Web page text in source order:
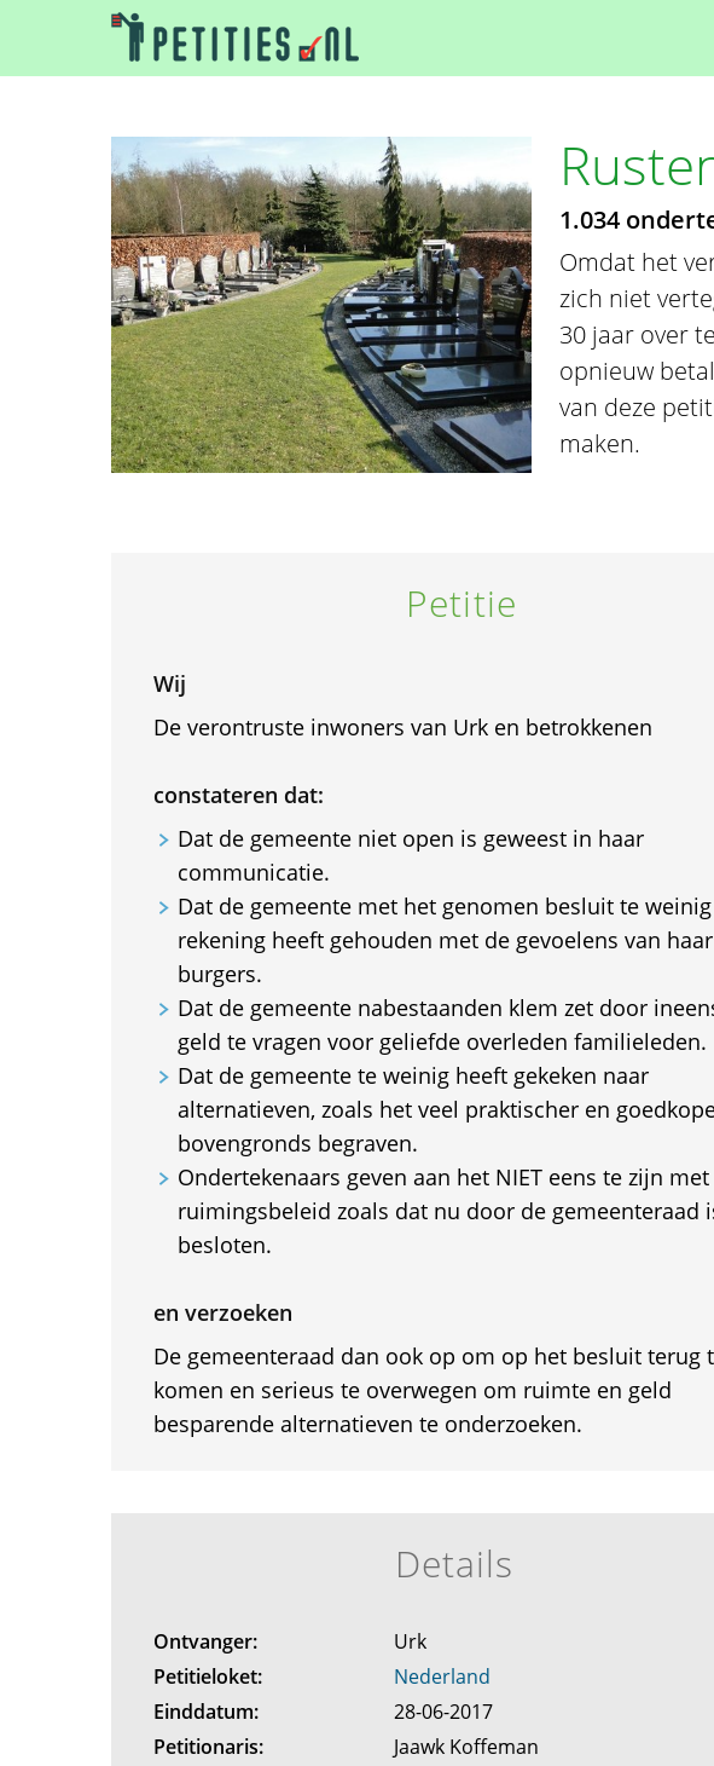
1.034
Omdat het
zich niet
30 jaar over
opnieuw
van deze
maken.
Petitie
Wij
De verontruste inwoners van Urk en betrokkenen
constateren dat:
Dat de gemeente niet open is geweest in haar
communicatie.
Dat de gemeente met het genomen besluit te weinig
rekening heeft gehouden met de gevoelens van haar
burgers.
Dat de gemeente nabestaanden klem zet door
geld te vragen voor geliefde overleden familieleden.
Dat de gemeente te weinig heeft gekeken naar
alternatieven, zoals het veel praktischer en
bovengronds begraven.
Ondertekenaars geven aan het NIET eens te zijn
ruimingsbeleid zoals dat nu door de gemeenteraad
besloten.
en verzoeken
De gemeenteraad dan ook op om op het besluit terug
komen en serieus te overwegen om ruimte en geld
besparende alternatieven te onderzoeken.
Details
Ontvanger:
Urk
Petitieloket:
Nederland
Einddatum:
28-06-2017
Petitionaris:
Jaawk Koffeman